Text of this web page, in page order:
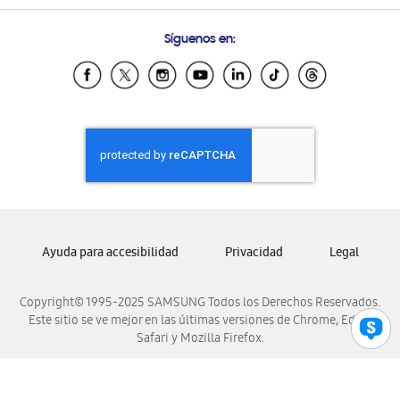
Samsung Ecuador
Samsung El Salvador
Samsung Honduras
Samsung Nicaragua
Samsung Panamá
Samsung Venezuela
Síguenos en:
Copyright© 1995-2025 SAMSUNG Todos los Derechos Reservados.
Este sitio se ve mejor en las últimas versiones de Chrome, Edge,
Safari y Mozilla Firefox.
Ayuda para accesibilidad Privacidad Legal